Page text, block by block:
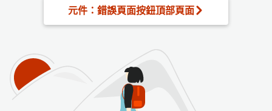
元件：錯誤頁面按鈕頂部頁面